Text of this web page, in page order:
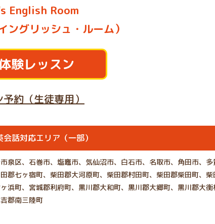
English Room
ングリッシュ・ルーム）
験レッスン
約（生徒専用）
話対応エリア（一部）
泉区、石巻市、塩竈市、気仙沼市、白石市、名取市、角田市、
郡七ヶ宿町、柴田郡大河原町、柴田郡村田町、柴田郡柴田町、
浜町、宮城郡利府町、黒川郡大和町、黒川郡大郷町、黒川郡大
郡南三陸町